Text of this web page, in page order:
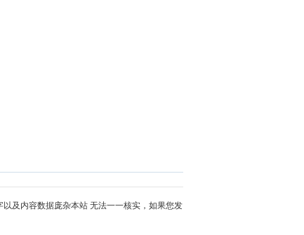
及内容数据庞杂本站 无法一一核实，如果您发